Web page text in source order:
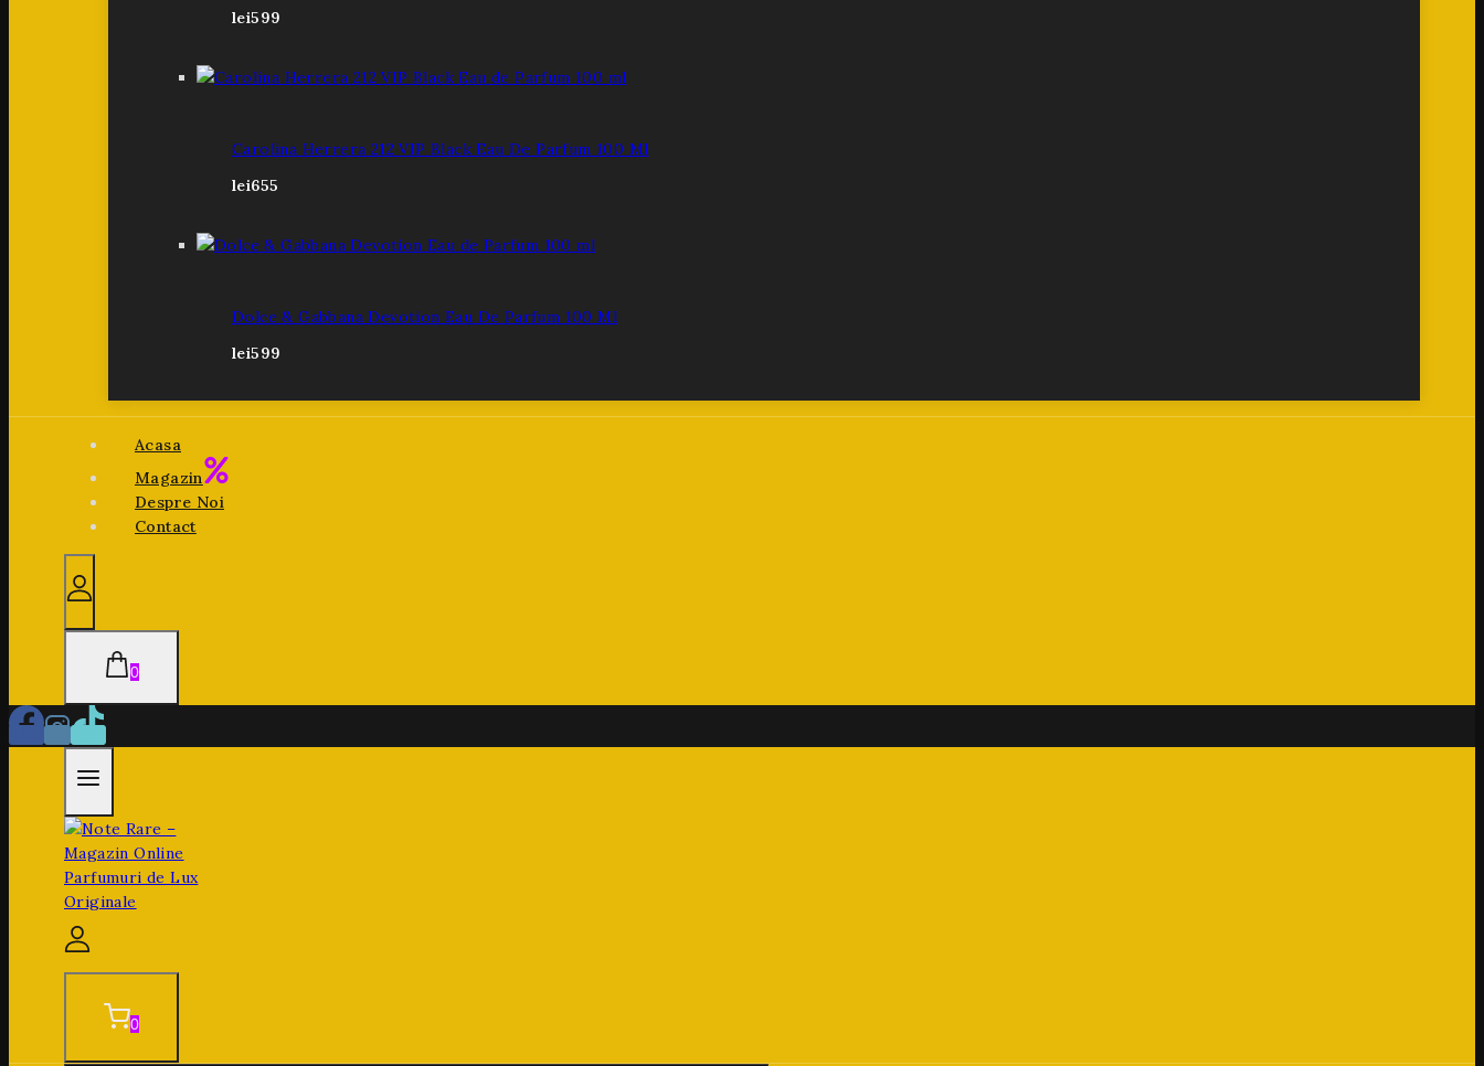
lei599
Carolina Herrera 212 VIP Black Eau De Parfum 100 Ml
lei655
Dolce & Gabbana Devotion Eau De Parfum 100 Ml
lei599
Acasa
Magazin
Despre Noi
Contact
0
0